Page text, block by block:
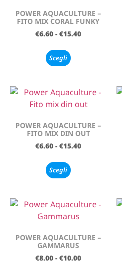
POWER AQUACULTURE –
FITO MIX CORAL FUNKY
€6.60 - €15.40
Scegli
POWER AQUACULTURE –
FITO MIX DIN OUT
€6.60 - €15.40
Scegli
POWER AQUACULTURE –
GAMMARUS
€8.00 - €10.00